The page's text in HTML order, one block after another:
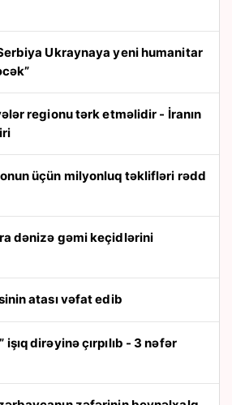
atası vəfat edib